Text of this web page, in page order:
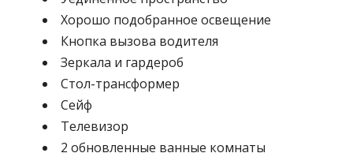
Хорошо подобранное освещение
Кнопка вызова водителя
Зеркала и гардероб
Стол-трансформер
Сейф
Телевизор
2 обновленные ванные комнаты